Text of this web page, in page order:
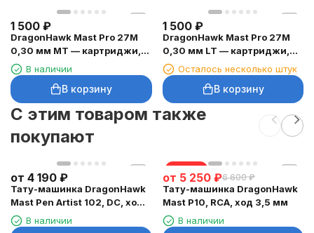
1 500 ₽
DragonHawk Mast Pro 27M
0,30 мм MT — картриджи,
20 шт.В наличии
В корзину
1 500 ₽
DragonHawk Mast Pro 27M
0,30 мм LT — картриджи,
20 шт.Осталось несколько штук
В корзину
C этим товаром также
покупают
от 4 190 ₽
Тату-машинка DragonHawk
Mast Pen Artist 102, DC, ход
3,5 ммВ наличии
скидка
от 5 250 ₽6 600 ₽
Тату-машинка DragonHawk
Mast P10, RCA, ход 3,5 мм
В наличии